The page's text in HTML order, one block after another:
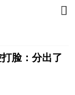

脸：分出了